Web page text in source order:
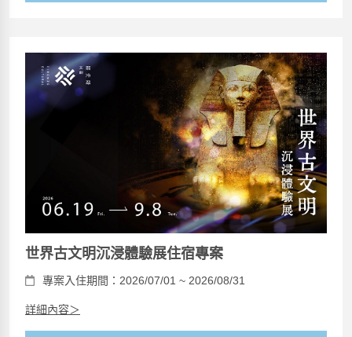
世界古文明沉浸體驗展住宿專案
專案入住期間：2026/07/01 ~ 2026/08/31
詳細內容＞